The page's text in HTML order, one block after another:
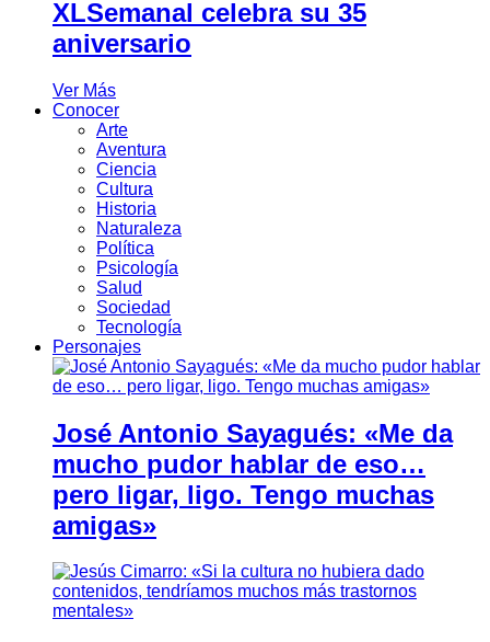
XLSemanal celebra su 35
aniversario
Ver Más
Conocer
Arte
Aventura
Ciencia
Cultura
Historia
Naturaleza
Política
Psicología
Salud
Sociedad
Tecnología
Personajes
José Antonio Sayagués: «Me da
mucho pudor hablar de eso…
pero ligar, ligo. Tengo muchas
amigas»